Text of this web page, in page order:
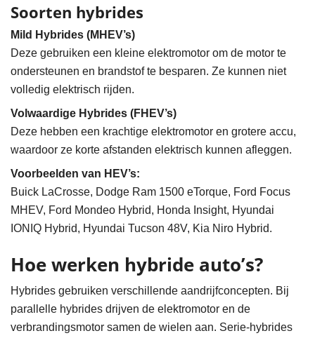
Soorten hybrides
Mild Hybrides (MHEV’s)
Deze gebruiken een kleine elektromotor om de motor te
ondersteunen en brandstof te besparen. Ze kunnen niet
volledig elektrisch rijden.
Volwaardige Hybrides (FHEV’s)
Deze hebben een krachtige elektromotor en grotere accu,
waardoor ze korte afstanden elektrisch kunnen afleggen.
Voorbeelden van HEV’s:
Buick LaCrosse, Dodge Ram 1500 eTorque, Ford Focus
MHEV, Ford Mondeo Hybrid, Honda Insight, Hyundai
IONIQ Hybrid, Hyundai Tucson 48V, Kia Niro Hybrid.
Hoe werken hybride auto’s?
Hybrides gebruiken verschillende aandrijfconcepten. Bij
parallelle hybrides drijven de elektromotor en de
verbrandingsmotor samen de wielen aan. Serie-hybrides